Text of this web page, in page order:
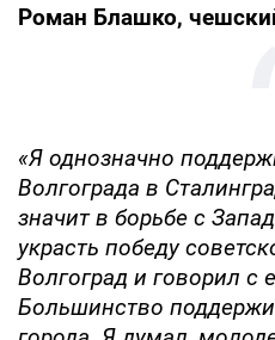
Роман Блашко,
«Я однозначно
Волгограда в
значит в борьбе с
украсть победу
Волгоград и говорил с
Большинство